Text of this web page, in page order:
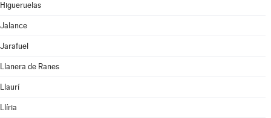
Higueruelas
Jalance
Jarafuel
Llanera de Ranes
Llaurí
Llíria